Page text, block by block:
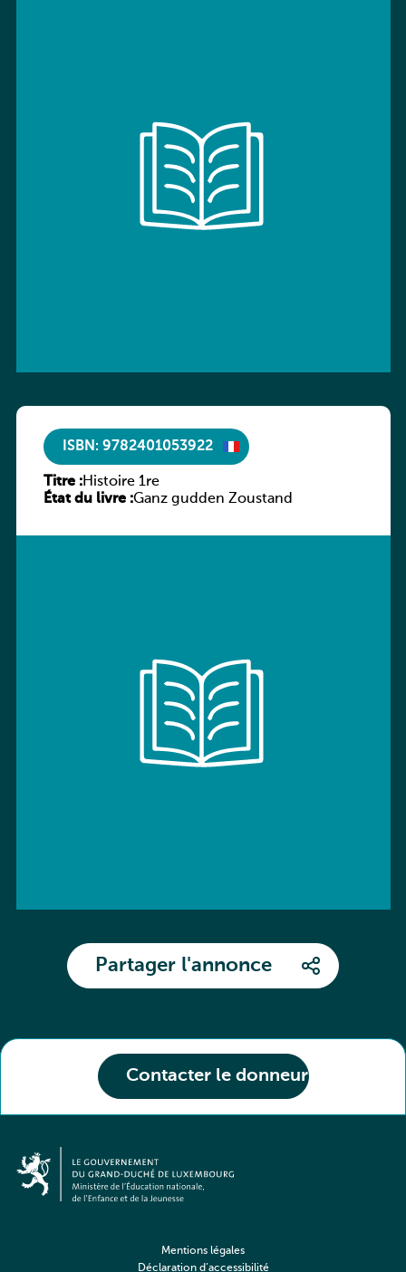
Contacter le donneur
ISBN: 9782401053922
Titre :Histoire 1re
État du livre :Ganz gudden Zoustand
Partager l'annonce
Mentions légales
Déclaration d’accessibilité